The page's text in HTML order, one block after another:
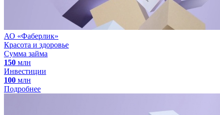
АО «Фаберлик»
Красота и здоровье
Сумма займа
150 млн
Инвестиции
100 млн
Подробнее